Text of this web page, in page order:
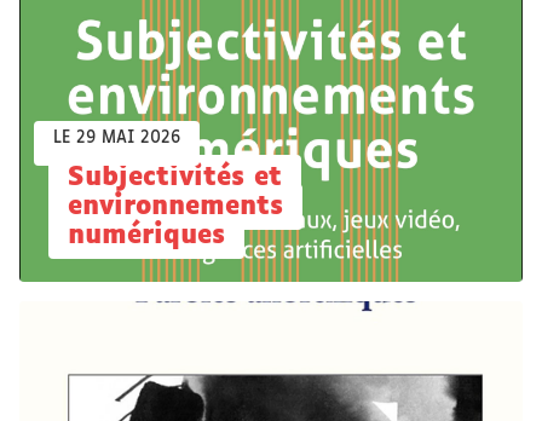
LE 29 MAI 2026
Subjectivités et
environnements
numériques